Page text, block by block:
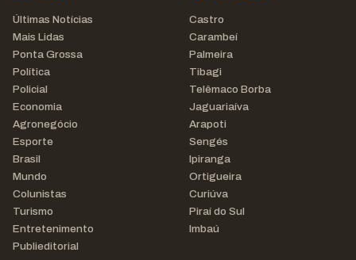
Últimas Notícias
Mais Lidas
Ponta Grossa
Política
Policial
Economia
Agronegócio
Esporte
Brasil
Mundo
Colunistas
Turismo
Entretenimento
Publieditorial
Castro
Carambeí
Palmeira
Tibagi
Telêmaco Borba
Jaguariaíva
Arapoti
Sengés
Ipiranga
Ortigueira
Curiúva
Piraí do Sul
Imbaú